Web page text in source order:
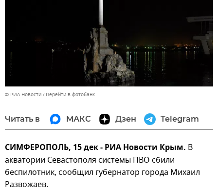
© РИА Новости Перейти в фотобанк
Читать в МАКС Дзен Telegram
СИМФЕРОПОЛЬ, 15 дек - РИА Новости Крым. В
акватории Севастополя системы ПВО сбили
беспилотник, сообщил губернатор города Михаил
Развожаев.